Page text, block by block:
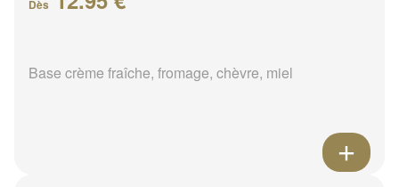
Dès
Base crème fraîche, fromage, chèvre, miel